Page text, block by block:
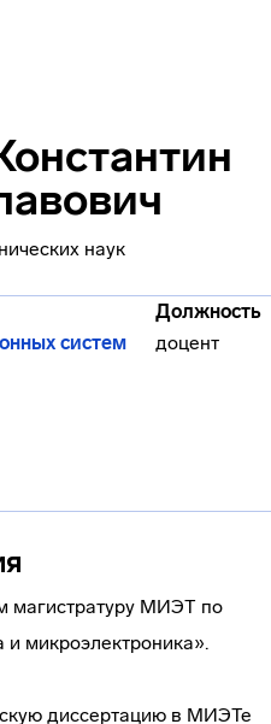
наук
Должность
систем
доцент
магистратуру МИЭТ по
микроэлектроника».
диссертацию в МИЭТе